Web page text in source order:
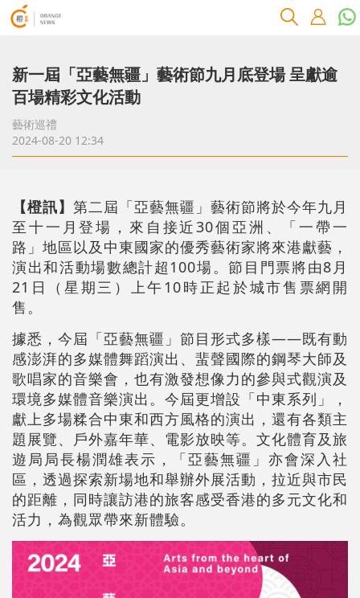
新一屆「亞藝無疆」藝術節九月底登場 呈獻逾
百場精彩文化活動
藝術巡禮
2024-08-20 12:34
【橙訊】 第二屆「亞藝無疆」藝術節將於今年九月
至十一月登場，來自接近30個亞洲、「一帶一
路」地區以及中東國家的優秀藝術家將來港獻藝，
演出和活動場數總計超100場。節目門票將由8月
21日（星期三）上午10時正起於城市售票網開
售。
據悉，今屆「亞藝無疆」節目形式多樣——既有動
感澎湃的多媒體舞蹈演出、蜚聲國際的鋼琴大師及
歌唱家的音樂會，也有激發想像力的參與式觀演及
環境多媒體音樂演出。今屆更增設「中東系列」，
獻上多場糅合中東和西方風格的演出，還有各類主
題展覽、戶外嘉年華、電影放映等。文化體育及旅
遊局局長楊潤雄表示，「亞藝無疆」亦會深入社
區，透過探索新場地和舉辦外展活動，拉近與市民
的距離，同時讓訪港的旅客感受香港的多元文化和
活力，為觀眾帶來新體驗。